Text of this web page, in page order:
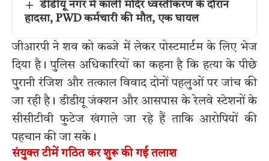
डीडीयू नगर में काली मंदिर ध्वस्तीकरण के दौरान
हादसा, PWD कर्मचारी की मौत, एक घायल
जीआरपी ने शव को कब्जे में लेकर पोस्टमार्टम के लिए भेज
दिया है। पुलिस अधिकारियों का कहना है कि हत्या के पीछे
पुरानी रंजिश और तत्काल विवाद दोनों पहलुओं पर जांच की
जा रही है। डीडीयू जंक्शन और आसपास के रेलवे स्टेशनों के
सीसीटीवी फुटेज खंगाले जा रहे हैं ताकि आरोपियों की
पहचान की जा सके।
संयुक्त टीमें गठित कर शुरू की गई तलाश